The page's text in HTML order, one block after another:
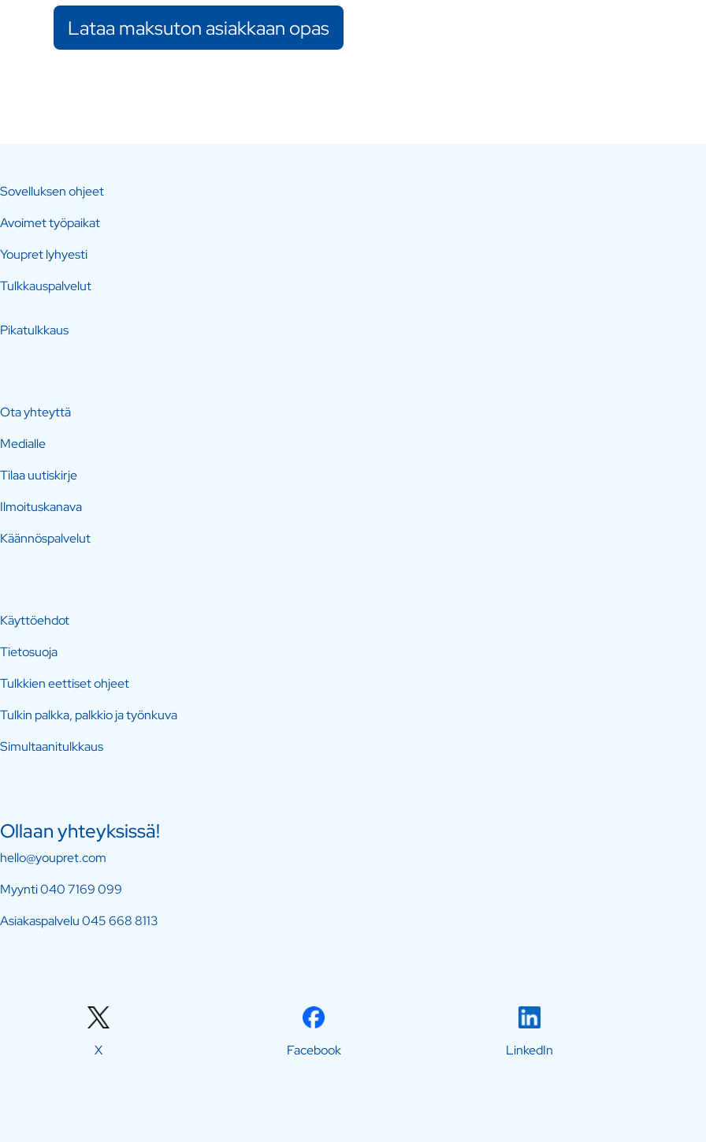
Lataa maksuton asiakkaan opas
Sovelluksen ohjeet
Avoimet työpaikat
Youpret lyhyesti
Tulkkauspalvelut
Pikatulkkaus
Ota yhteyttä
Medialle
Tilaa uutiskirje
Ilmoituskanava
Käännöspalvelut
Käyttöehdot
Tietosuoja
Tulkkien eettiset ohjeet
Tulkin palkka, palkkio ja työnkuva
Simultaanitulkkaus
Ollaan yhteyksissä!
hello@youpret.com
Myynti040 7169 099
Asiakaspalvelu045 668 8113
X Facebook LinkedIn